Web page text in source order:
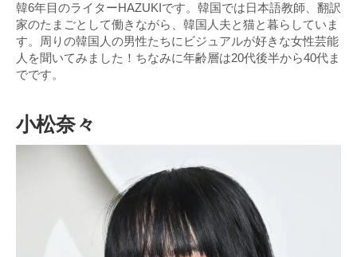
韓6年目のライターHAZUKIです。韓国では日本語教師、翻訳
家のたまごとして働きながら、韓国人夫と猫と暮らしていま
す。周りの韓国人の男性たちにビジュアルが好きな女性芸能
人を聞いてみました！ちなみに年齢層は20代後半から40代ま
でです。
小松奈々